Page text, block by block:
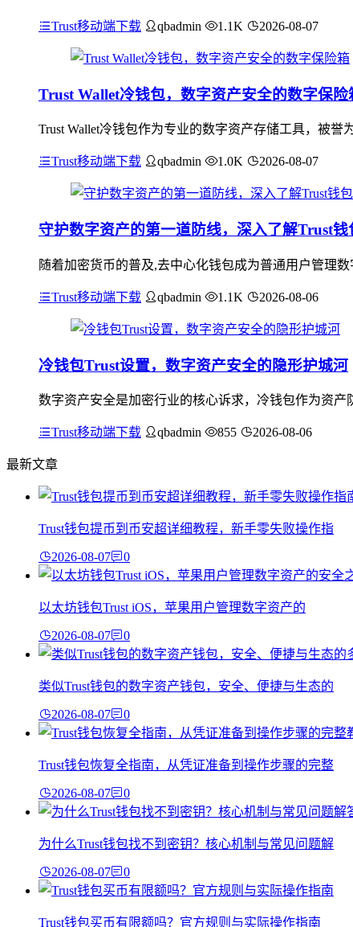
Trust移动端下载 qbadmin 1.1K 2026-08-07
Trust Wallet冷钱包，数字资产安全的数字保险
Trust Wallet冷钱包作为专业的数字资产存储工具，被
Trust移动端下载 qbadmin 1.0K 2026-08-07
守护数字资产的第一道防线，深入了解Trust
随着加密货币的普及,去中心化钱包成为普通用户管理
Trust移动端下载 qbadmin 1.1K 2026-08-06
冷钱包Trust设置，数字资产安全的隐形护城河
数字资产安全是加密行业的核心诉求，冷钱包作为资
Trust移动端下载 qbadmin 855 2026-08-06
最新文章
Trust钱包提币到币安超详细教程，新手零失败操作指
2026-08-07 0
以太坊钱包Trust iOS，苹果用户管理数字资产的
2026-08-07 0
类似Trust钱包的数字资产钱包，安全、便捷与生态的
2026-08-07 0
Trust钱包恢复全指南，从凭证准备到操作步骤的完整
2026-08-07 0
为什么Trust钱包找不到密钥？核心机制与常见问题解
2026-08-07 0
Trust钱包买币有限额吗？官方规则与实际操作指南